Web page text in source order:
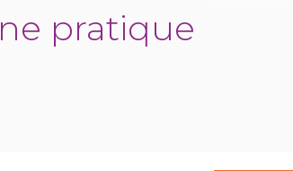
pratique